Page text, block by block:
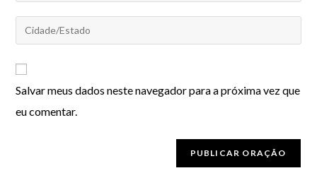
Salvar meus dados neste navegador para a próxima vez que
eu comentar.